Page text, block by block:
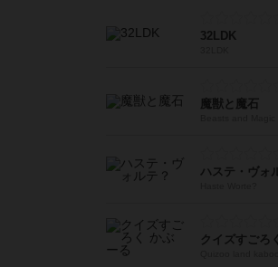
32LDK
魔獣と魔石
ハステ・ヴォ
クイズすごろ